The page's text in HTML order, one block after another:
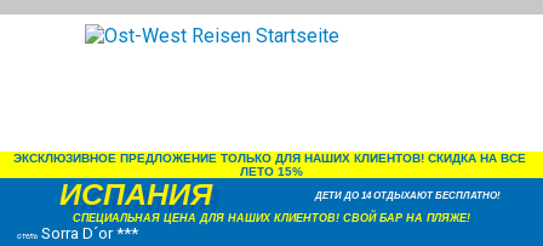
ЭКСКЛЮЗИВНОЕ ПРЕДЛОЖЕНИЕ ТОЛЬКО ДЛЯ НАШИХ КЛИЕНТОВ! СКИДКА НА ВСЕ
ЛЕТО 15%
ИСПАНИЯ ДЕТИ ДО 14 ОТДЫХАЮТ БЕСПЛАТНО!
СПЕЦИАЛЬНАЯ ЦЕНА ДЛЯ НАШИХ КЛИЕНТОВ! СВОЙ БАР НА ПЛЯЖЕ!
отель Sorra D´or ***